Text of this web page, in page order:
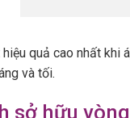
quả cao nhất khi
và tối.
sở hữu